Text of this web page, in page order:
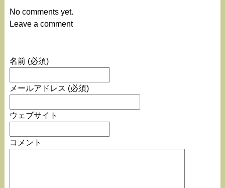
No comments yet.
Leave a comment
名前 (必須)
メールアドレス (必須)
ウェブサイト
コメント